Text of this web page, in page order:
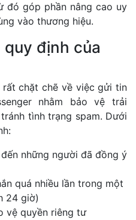
đó góp phần nâng cao uy
vào thương hiệu.
định của
chặt chẽ về việc gửi tin
nhằm bảo vệ trải
tình trạng spam. Dưới
những người đã đồng ý
quá nhiều lần trong một
24 giờ)
vệ quyền riêng tư